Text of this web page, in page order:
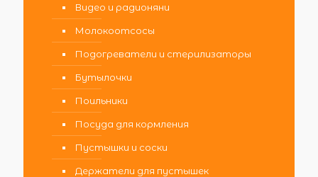
Видео и радионяни
Молокоотсосы
Подогреватели и стерилизаторы
Бутылочки
Поильники
Посуда для кормления
Пустышки и соски
Держатели для пустышек